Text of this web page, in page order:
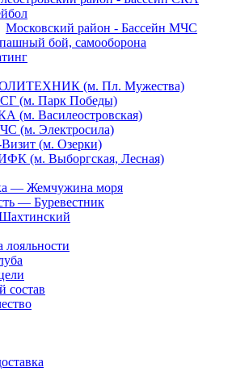
Московский район - Бассейн МЧС
бой, самооборона
(м. Пл. Мужества)
(м. Парк Победы)
(м. Василеостровская)
(м. Электросила)
(м. Озерки)
(м. Выборгская, Лесная)
— Жемчужина моря
— Буревестник
состав